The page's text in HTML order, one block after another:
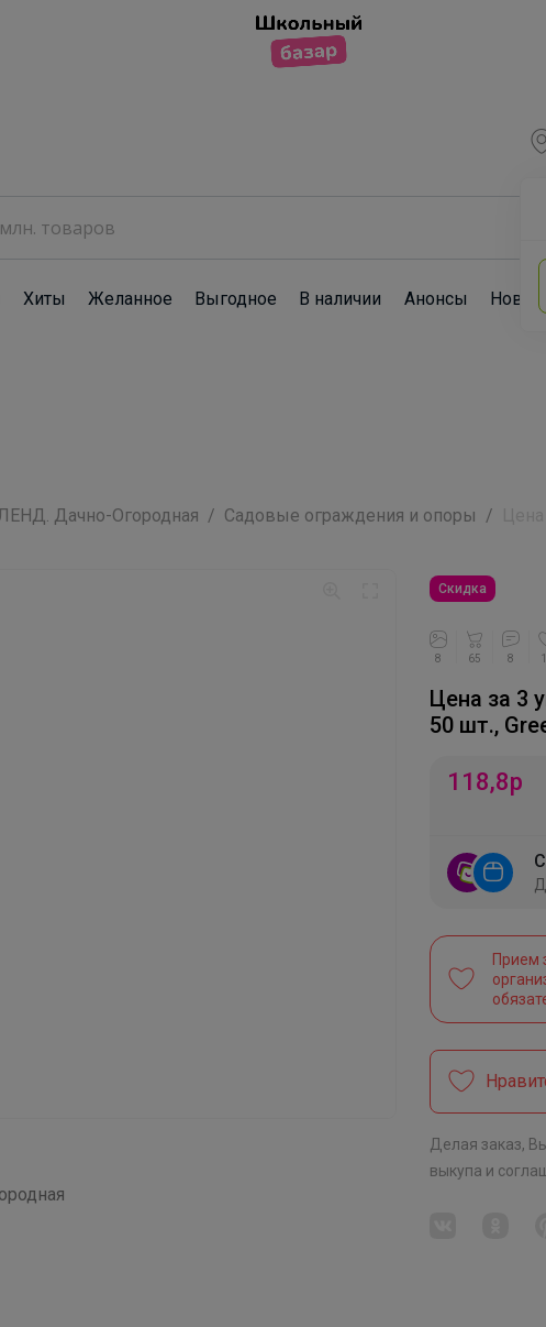
Хиты Желанное Выгодное В наличии Анонсы
Дачно-Огородная Садовые ограждения и опоры
Скидка
8 65 8
Цена за 3
50 шт.,
118,8р
Прием
Делая заказ,
выкупа и